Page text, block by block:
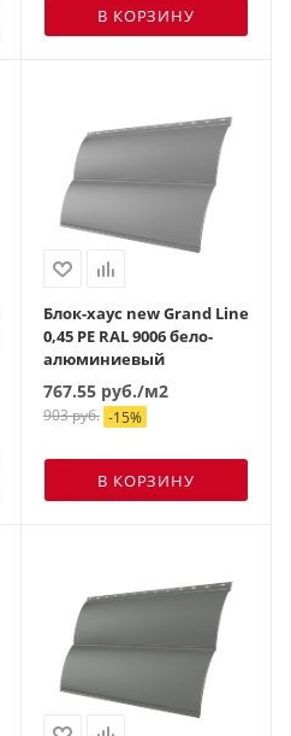
В КОРЗИНУ
Блок-хаус new Grand Line
0,45 PE RAL 9006 бело-
алюминиевый
767.55 руб./м2
903руб. -15%
В КОРЗИНУ